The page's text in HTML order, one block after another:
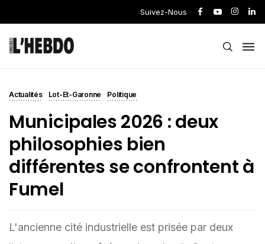
Suivez-Nous
Actualités Lot-Et-Garonne Politique
Municipales 2026 : deux
philosophies bien
différentes se confrontent à
Fumel
L'ancienne cité industrielle est prisée par deux